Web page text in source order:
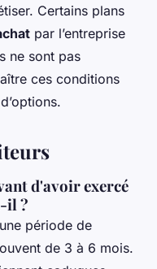
Certains plans
par l’entreprise
ne sont pas
ces conditions
d'avoir exercé
il ?
période de
de 3 à 6 mois.